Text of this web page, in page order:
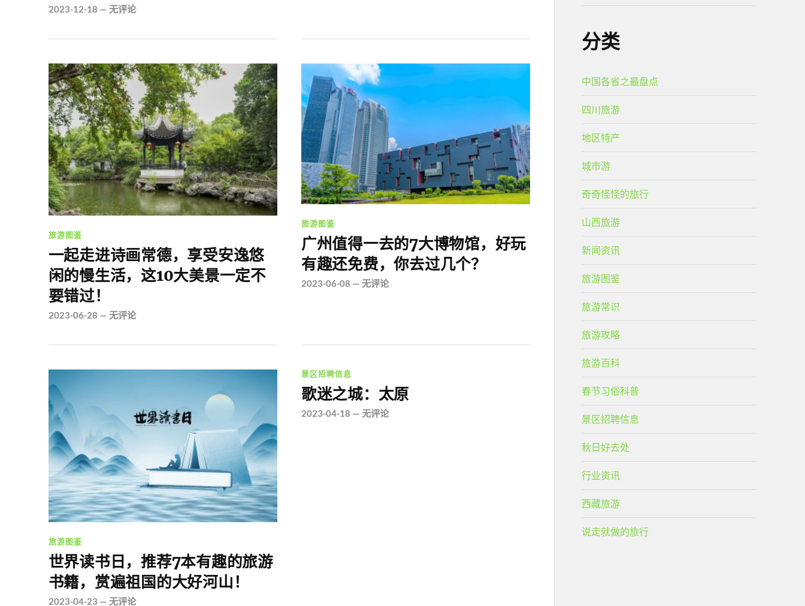
2023-12-18 — 无评论
旅游图鉴
一起走进诗画常德，享受安逸悠
闲的慢生活，这10大美景一定不
要错过！
2023-06-28 — 无评论
旅游图鉴
广州值得一去的7大博物馆，好玩
有趣还免费，你去过几个？
2023-06-08 — 无评论
旅游图鉴
世界读书日，推荐7本有趣的旅游
书籍，赏遍祖国的大好河山！
2023-04-23 — 无评论
景区招聘信息
歌迷之城：太原
2023-04-18 — 无评论
分类
中国各省之最盘点
四川旅游
地区特产
城市游
奇奇怪怪的旅行
山西旅游
新闻资讯
旅游图鉴
旅游常识
旅游攻略
旅游百科
春节习俗科普
景区招聘信息
秋日好去处
行业资讯
西藏旅游
说走就做的旅行